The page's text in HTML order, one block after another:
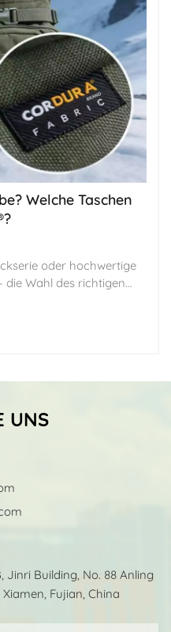
Welche Taschen
verfolgen eine Strategie der Materialmischung – sie verwenden 1000D an stark beanspruchten Stellen wie dem Taschenboden und den Schultergurten und 500D am Hauptteil, um ein ausgewogenes Verhältnis zwischen Gesamtgewicht und kritischer Haltbarkeit zu erzielen. 3. Anwendungsbereiche der Nachhaltigkeit in Cordura®-Gewebe: re/cor™-Serie und GRS-Zertifizierung Angesichts strengerer globaler Umweltauflagen und eines steigenden Nachhaltigkeitsbewusstseins der Verbraucher hat Cordura® eine Komplettlösung aus recycelten Stoffen auf den Markt gebracht, um Marken dabei zu helfen, ihre Umweltverpflichtungen zu erfüllen, ohne dabei Kompromisse bei der Leistungsfähigkeit einzugehen.CORDURA® re/cor™ SerieGRS-zertifizierte Rucksackstoffe vereinen Leistung und VerantwortungCORDURA® re/cor™ ist die Produktlinie von INVISTA mit GRS-zertifizierten (Global Recycled Standard) Recyclinggeweben. Sie besteht aus regeneriertem Nylon und bietet eine vergleichbare Leistungsfähigkeit wie neu hergestelltes, hochfestes Nylon. Zu den Hauptproduktlinien gehören: ProduktlinieRohstoffquelleUmweltvorteile (gegenüber ungebrauchtem Nylon 6,6)ZertifizierungGeeignete Produktere/cor™ RN66100 % recycelte Nylon-6,6-Fasern aus ProduktionsabfällenReduziert die Treibhausgasemissionen um 83 %, den Energieverbrauch um 82 % und spart 57 % Wasser.GRS, bluesign®Hochwertige Rucksäcke, Jacken, Schuhere/cor™ RN6100 % recyceltes Nylon-6-GarnWandelt Produktionsabfälle in Hochleistungsgewebe umGRSTechnische Rucksäcke, Alltagstaschen, Gepäckre/cor™ RPETRecycelte PolyesterfaserReduziert Plastikmüll, erhält die HaltbarkeitGRSÖko-Taschen, Reiseaccessoires Markenbeispiel: Die nachhaltige Praxis von Black EmberDie in San Francisco ansässige Luxustaschenmarke Black Ember gehörte zu den ersten, die CORDURA® re/cor™ RN66 einsetzten. Gründer Chris Gadway erklärte:„Unsere Kunden fordern nachweisliche Nachhaltigkeit. CORDURA® re/cor™ RN66 kombiniert auf perfekte Weise recycelte Nylonfasern mit Textilien, die die Produktqualität über den gesamten Lebenszyklus hinweg erhalten.“ CORDURA® recor™ RN66-GewebeHerstellungswertDie Verwendung der re/cor™-Serie erfüllt nicht nur die EU-Ökodesign-Vorschriften, sondern ermöglicht es Marken auch, den Produktwert durch offizielle Cordura®-Etiketten und GRS-Labels um 15–25 % zu steigern.Um mehr über kostengünstigere rPET-Recyclingpolyesterfasern zu erfahren, lesen Sie bitte unseren rPET-Gewebeleitfaden. 4. Warum Marken Cordura-Gewebe wählen Aus Sicht der Fertigung und des Markenmanagements zählen folgende Punkte zu den zentralen Wettbewerbsvorteilen von Cordura®:4.1 Markenempfehlung und MarktbekanntheitCordura® genießt seit fast 60 Jahren einen hervorragenden Ruf in den Bereichen Militär, Outdoor und Industrie. Endverbraucher sehen das Label als visuelle Garantie für Langlebigkeit, wodurch die Kosten für die Marktaufklärung gesenkt werden. Produkte mit Cordura®-Etiketten erzielen in der Regel höhere Preise und Absatzraten. Cordura® Etiketten- und Anhängerdisplay4.2 Strenge Zertifizierung und QualitätskontrolleINVISTA reguliert die Stoffqualität über autorisierte Webereien. Alle Cordura®-Stoffe müssen NILIT-zertifizierte Labortests bestehen.Abrieb (Modifiziertes Wyzenbeek-Verfahren)Pilling (BS EN ISO 12945-1, 10-Stunden-Dauerbelastung)Hängenbleiben (INVISTA-eigener 600-Umdrehungen-Spike-Test)Festigkeit (ASTM D5034 Greiffestigkeit & ISO 4674-1 Reißfestigkeit)Zertifizierte Stoffe erhalten ein 5-Jahres-Zulassungszertifikat und eine eindeutige Referenznummer, die für die kostenlose Anbringung des Etiketts erforderlich ist. CORDURA, offiziell ausgestellt von INVISTA®, Anzeige des Stoffzulassungszertifikats4.3 Flexibilität bei der funktionalen AnpassungCordura®-Gewebe unterstützen verschiedene Veredelungsverfahren:PU/TPU-Beschichtung: 500–3000 mm WassersäuleDWR: Hält den Stoff trockenFlammhemmend: Entspricht ASTM 6413IRR: Militärische TarnungAntimikrobielle/Mückenabweisende Zusätze Schematische Querschnittsdarstellung der Schicht aus Gewebe, PU und TPUFür genauere, szenariospezifische Anforderungen an die Textilien lesen Sie bitte unseren Artikel „Elektromagnetische Interferenz (EMI)-Abschirmgewebe in Taschen: Eine neue Perspektive auf Datenschutz und Sicherheit“. 4.4 Stabilität der LieferketteINVISTA hat langfristige Kooperationen mit zahlreichen autorisierten Fabriken weltweit aufgebaut, um eine stabile Versorgung mit Stoffen in allen Spezifikationen von 330D bis 1050D Ballistic zu gewährleisten und Produktionsunterbrechungen aufgrund von Stoffengpässen zu vermei
UNS
Jinri Building, No. 88 Anling
Fujian, China